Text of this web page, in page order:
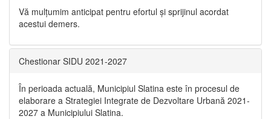
Vă mulţumim anticipat pentru efortul şi sprijinul acordat
acestui demers.
Chestionar SIDU 2021-2027
În perioada actuală, Municipiul Slatina este în procesul de
elaborare a Strategiei Integrate de Dezvoltare Urbană 2021‐
2027 a Municipiului Slatina.